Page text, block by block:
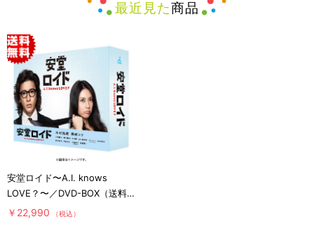
最近見た商品
安堂ロイド〜A.I. knows
LOVE？〜／DVD-BOX（送料
無料・6枚組）
￥22,990 （税込）